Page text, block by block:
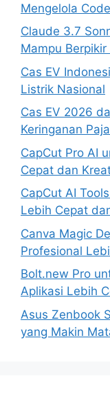
Mengelola
Claude 3.7
Mampu
Cas EV
Listrik Nasional
Cas EV 2026
Keringanan
CapCut Pro AI
Cepat dan
CapCut AI
Lebih Cepat
Canva Magic
Profesional
Bolt.new Pro
Aplikasi Lebih
Asus Zenbook
yang Makin